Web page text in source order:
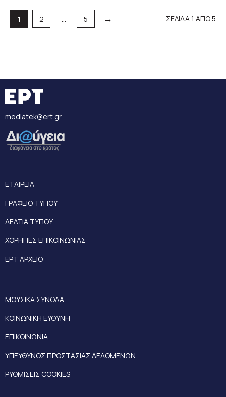
Σελίδα
1 Σελίδα
2 … Σελίδα
5 → ΣΕΛΙΔΑ 1 ΑΠΟ 5
mediatek@ert.gr
ΕΤΑΙΡΕΙΑ
ΓΡΑΦΕΙΟ ΤΥΠΟΥ
ΔΕΛΤΙΑ ΤΥΠΟΥ
ΧΟΡΗΓΙΕΣ ΕΠΙΚΟΙΝΩΝΙΑΣ
ΕΡΤ ΑΡΧΕΙΟ
ΜΟΥΣΙΚΑ ΣΥΝΟΛΑ
ΚΟΙΝΩΝΙΚΗ ΕΥΘΥΝΗ
ΕΠΙΚΟΙΝΩΝΙΑ
ΥΠΕΥΘΥΝΟΣ ΠΡΟΣΤΑΣΙΑΣ ΔΕΔΟΜΕΝΩΝ
ΡΥΘΜΙΣΕΙΣ COOKIES